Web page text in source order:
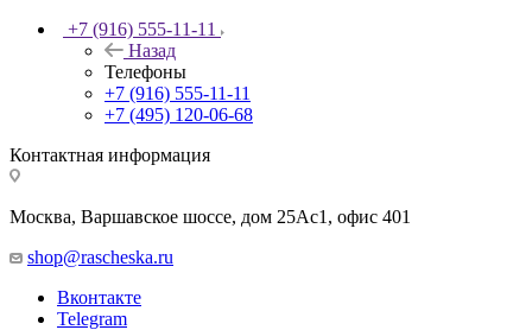
+7 (916) 555-11-11
Назад
Телефоны
+7 (916) 555-11-11
+7 (495) 120-06-68
Контактная информация
Москва, Варшавское шоссе, дом 25Аc1, офис 401
shop@rascheska.ru
Вконтакте
Telegram